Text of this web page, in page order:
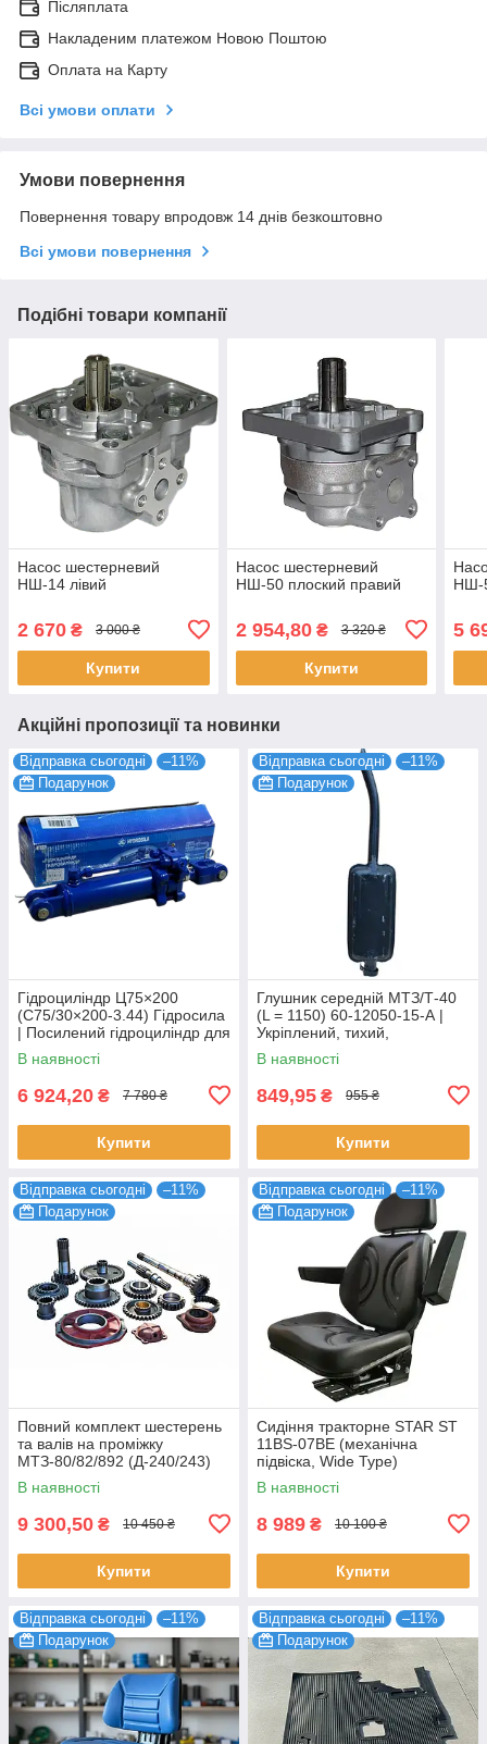
Післяплата
Накладеним платежом Новою Поштою
Оплата на Карту
Всі умови оплати
Умови повернення
Повернення товару впродовж 14 днів безкоштовно
Всі умови повернення
Подібні товари компанії
Насос шестерневий
НШ-14 лівий
2 670 ₴ 3 000 ₴
Купити
Насос шестерневий
НШ-50 плоский правий
2 954,80₴ 3 320 ₴
Купити
НШ-
5
Акційні пропозиції та новинки
Відправка сьогодні
–11%
Подарунок
Гідроциліндр Ц75×200
(С75/30×200-3.44) Гідросила
| Посилений гідроциліндр для
МТЗ, ЮМЗ, Т-40
В наявності
6 924,20 ₴ 7 780 ₴
Купити
Відправка сьогодні
–11%
Подарунок
Глушник середній МТЗ/Т-40
(L = 1150) 60-12050-15-А |
Укріплений, тихий,
довговічний
В наявності
849,95 ₴ 955 ₴
Купити
Відправка сьогодні
–11%
Подарунок
Повний комплект шестерень
та валів на проміжку
МТЗ-80/82/892 (Д-240/243)
В наявності
9 300,50 ₴ 10 450 ₴
Купити
Відправка сьогодні
–11%
Подарунок
Сидіння тракторне STAR ST
11BS-07BE (механічна
підвіска, Wide Type)
В наявності
8 989 ₴ 10 100 ₴
Купити
Відправка сьогодні
–11%
Подарунок
Відправка сьогодні
–11%
Подарунок